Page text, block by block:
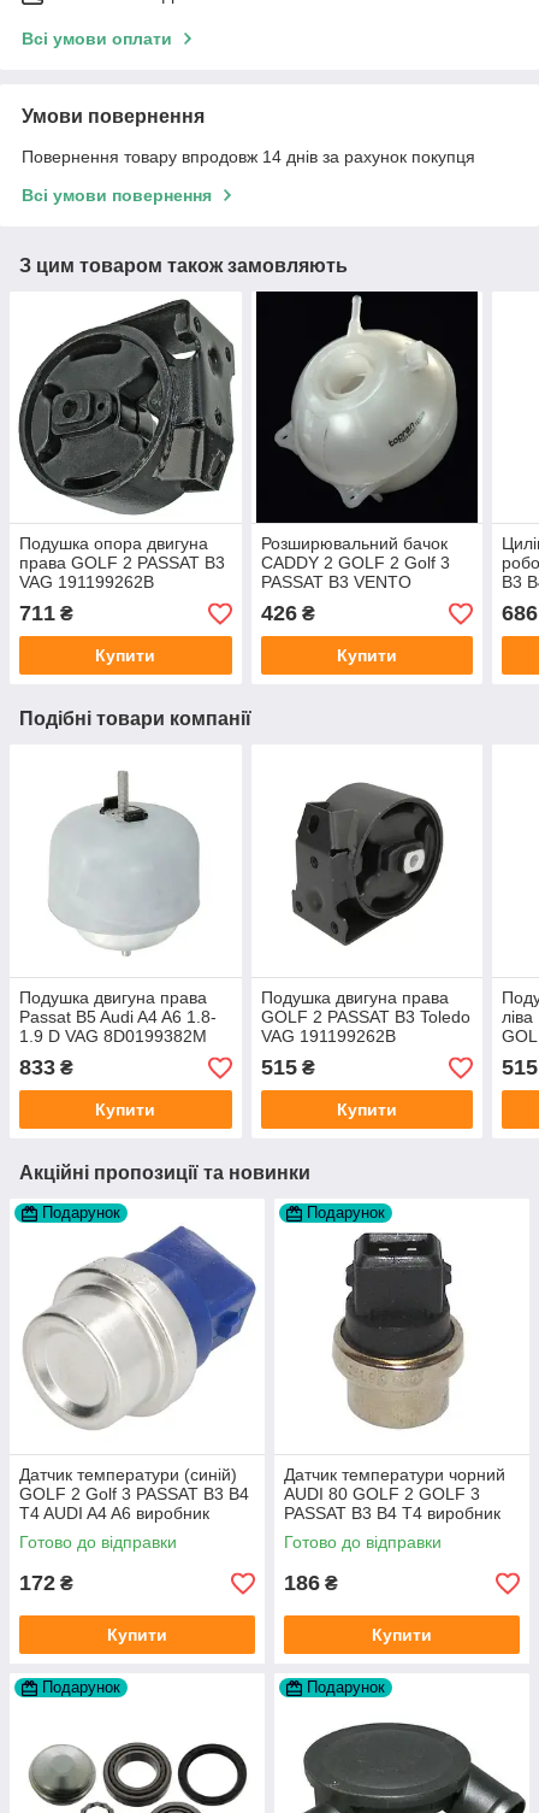
Всі умови оплати
Умови повернення
Повернення товару впродовж 14 днів за рахунок покупця
Всі умови повернення
З цим товаром також замовляють
Подушка опора двигуна
права GOLF 2 PASSAT B3
VAG 191199262B
виробник MEYLE
Німеччина
711 ₴
Купити
Розширювальний бачок
CADDY 2 GOLF 2 Golf 3
PASSAT B3 VENTO
виробник TOPRAN
Німеччина
426₴
Купити
B3
686
Подібні товари компанії
Подушка двигуна права
Passat B5 Audi A4 A6 1.8-
1.9 D VAG 8D0199382M
833 ₴
Купити
Подушка двигуна права
GOLF 2 PASSAT B3 Toledo
VAG 191199262B
515₴
Купити
515
Акційні пропозиції та новинки
Подарунок
Датчик температури (синій)
GOLF 2 Golf 3 PASSAT B3 B4
T4 AUDI A4 A6 виробник
Topran Німеччина
Готово до відправки
172 ₴
Купити
Подарунок
Датчик температури чорний
AUDI 80 GOLF 2 GOLF 3
PASSAT B3 B4 T4 виробник
TOPRAN Німеччина
Готово до відправки
186 ₴
Купити
Подарунок Подарунок